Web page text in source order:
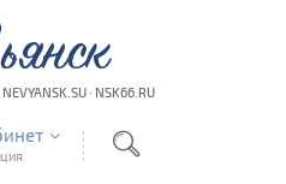
· NSK66.RU